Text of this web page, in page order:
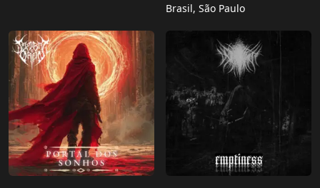
Brasil, São Paulo